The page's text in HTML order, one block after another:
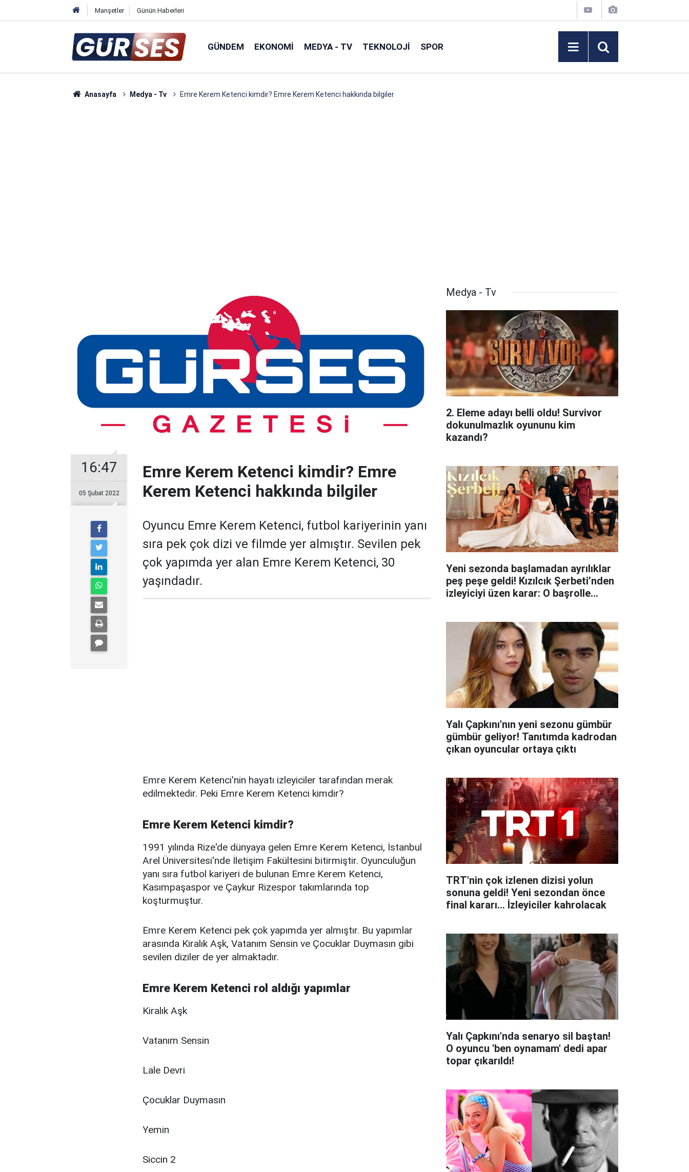
Manşetler Günün Haberleri
GÜNDEM EKONOMI MEDYA - TV TEKNOLOJI SPOR
Anasayfa Medya - Tv Emre Kerem Ketenci kimdir? Emre Kerem Ketenci hakkında bilgiler
16:47
05 Şubat 2022
Emre Kerem Ketenci kimdir? Emre
Kerem Ketenci hakkında bilgiler
Oyuncu Emre Kerem Ketenci, futbol kariyerinin yanı
sıra pek çok dizi ve filmde yer almıştır. Sevilen pek
çok yapımda yer alan Emre Kerem Ketenci, 30
yaşındadır.
Emre Kerem Ketenci'nin hayatı izleyiciler tarafından merak
edilmektedir. Peki Emre Kerem Ketenci kimdir?
Emre Kerem Ketenci kimdir?
1991 yılında Rize'de dünyaya gelen Emre Kerem Ketenci, İstanbul
Arel Üniversitesi'nde İletişim Fakültesini bitirmiştir. Oyunculuğun
yanı sıra futbol kariyeri de bulunan Emre Kerem Ketenci,
Kasımpaşaspor ve Çaykur Rizespor takımlarında top
koşturmuştur.
Emre Kerem Ketenci pek çok yapımda yer almıştır. Bu yapımlar
arasında Kiralık Aşk, Vatanım Sensin ve Çocuklar Duymasın gibi
sevilen diziler de yer almaktadır.
Emre Kerem Ketenci rol aldığı yapımlar
Kiralık Aşk
Vatanım Sensin
Lale Devri
Çocuklar Duymasın
Yemin
Siccin 2
Medya - Tv
2. Eleme adayı belli oldu! Survivor
dokunulmazlık oyununu kim
kazandı?
Yeni sezonda başlamadan ayrılıklar
peş peşe geldi! Kızılcık Şerbeti’nden
izleyiciyi üzen karar: O başrolle
Yalı Çapkını'nın yeni sezonu gümbür
gümbür geliyor! Tanıtımda kadrodan
çıkan oyuncular ortaya çıktı
TRT'nin çok izlenen dizisi yolun
sonuna geldi! Yeni sezondan önce
final kararı... İzleyiciler kahrolacak
Yalı Çapkını'nda senaryo sil baştan!
O oyuncu 'ben oynamam' dedi apar
topar çıkarıldı!